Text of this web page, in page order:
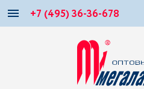
+7 (495) 36-36-678